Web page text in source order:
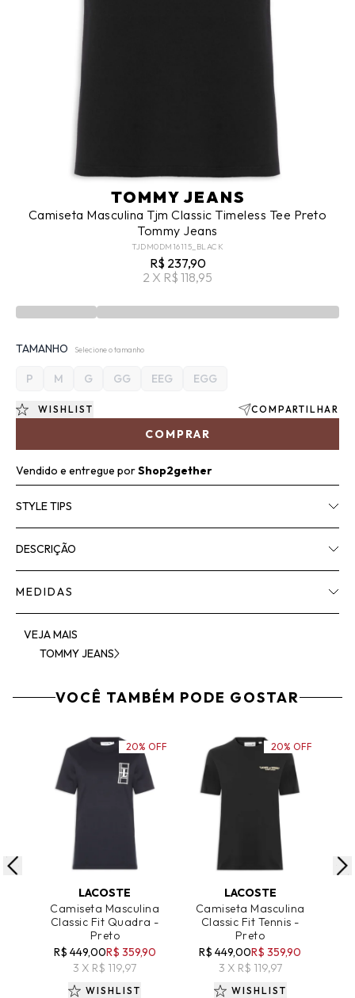
TOMMY JEANS
Camiseta Masculina Tjm Classic Timeless Tee Preto
Tommy Jeans
TJDM0DM16115_BLACK
R$ 237,90
2 X R$ 118,95
TAMANHO Selecione o tamanho
P M G GG EEG EGG
COMPRAR
WISHLIST COMPARTILHAR
Vendido e entregue porShop2gether
STYLE TIPS
DESCRIÇÃO
MEDIDAS
VEJA MAIS
TOMMY JEANS
VOCÊ TAMBÉM PODE GOSTAR
ADICIONAR AO CARRINHO
LACOSTE
Camiseta Masculina
Classic Fit Quadra -
Preto
R$ 449,00R$ 359,90
3 X R$ 119,97
20% OFF
WISHLIST
ADICIONAR AO CARRINHO
LACOSTE
Camiseta Masculina
Classic Fit Tennis -
Preto
R$ 449,00R$ 359,90
3 X R$ 119,97
20% OFF
WISHLIST